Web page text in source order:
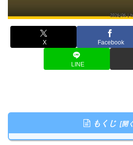
X Facebook
LINE
もくじ